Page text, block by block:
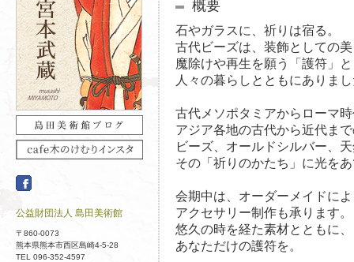
公益財団法人 島田美術館
〒860-0073
熊本県熊本市西区島崎4-5-28
TEL 096-352-4597
概要
石やガラスに、祈りは宿る。
古代ビーズは、装飾としての
魔除けや再生を願う「護符」
人々の暮らしとともにありま
古代メソポタミアからローマ
アジア各地の古代から近代ま
ビーズ、オールドシルバー、
その「祈りのかたち」に光を
会期中は、オーダーメイドに
アクセサリー制作も承ります。
悠久の時を経た素材とともに、
あなただけの護符を。